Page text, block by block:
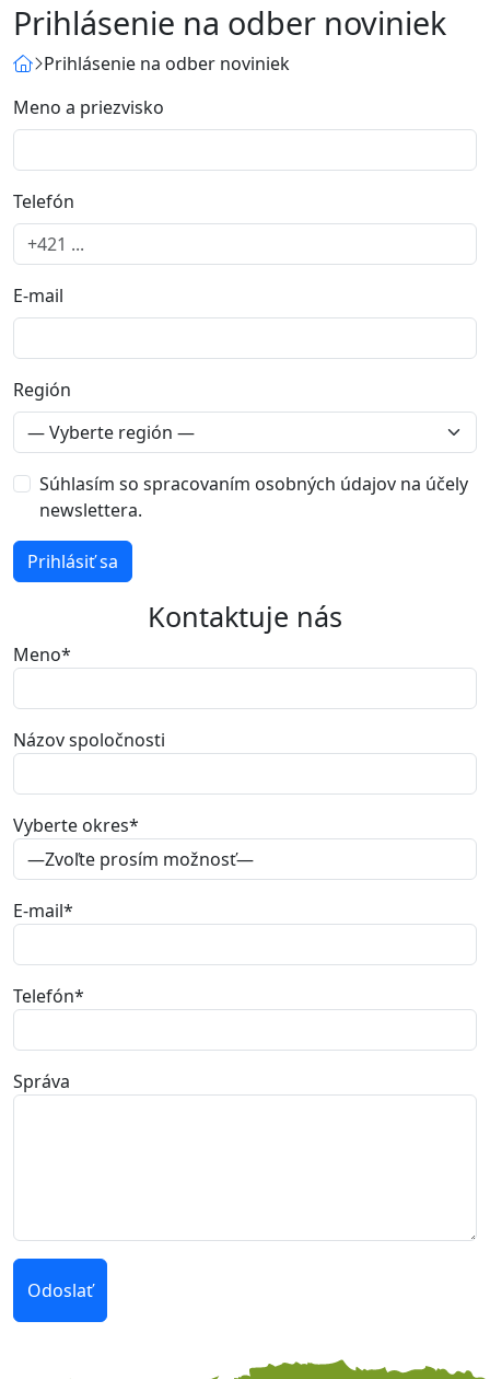
Prihlásenie na odber noviniek
Prihlásenie na odber noviniek
Meno a priezvisko
Telefón
E-mail
Región
Súhlasím so spracovaním osobných údajov na účely
newslettera.
Prihlásiť sa
Kontaktuje nás
Meno*
Názov spoločnosti
Vyberte okres*
E-mail*
Telefón*
Správa
Odoslať